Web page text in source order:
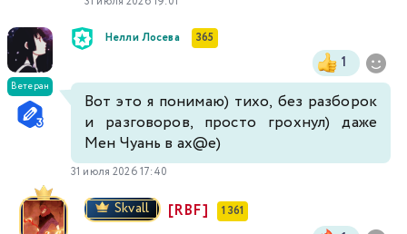
Ветеран
Нелли Лосева 365
1
Вот это я понимаю) тихо, без разборок
и разговоров, просто грохнул) даже
Мен Чуань в ах@е)
31 июля 2026 17:40
Skvall [RBF] 1 361